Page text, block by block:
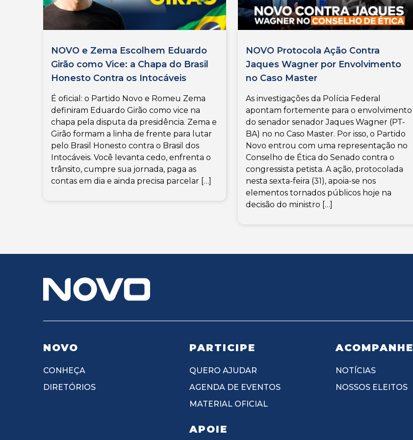
NOVO e Zema Escolhem Eduardo
Girão como Vice: a Chapa do Brasil
Honesto Contra os Intocáveis
É oficial: o Partido Novo e Romeu Zema
definiram Eduardo Girão como vice na
chapa pela disputa da presidência. Zema e
Girão formam a linha de frente para lutar
pelo Brasil Honesto contra o Brasil dos
Intocáveis. Você levanta cedo, enfrenta o
trânsito, cumpre sua jornada, paga as
contas em dia e ainda precisa parcelar […]
NOVO Protocola Ação Contra
Jaques Wagner por Envolvimento
no Caso Master
As investigações da Polícia Federal
apontam fortemente para o envolvimento
do senador senador Jaques Wagner (PT-
BA) no no Caso Master. Por isso, o Partido
Novo entrou com uma representação no
Conselho de Ética do Senado contra o
congressista petista. A ação, protocolada
nesta sexta-feira (31), apoia-se nos
elementos tornados públicos hoje na
decisão do ministro […]
NOVO
CONHEÇA
DIRETÓRIOS
PARTICIPE
QUERO AJUDAR
AGENDA DE EVENTOS
MATERIAL OFICIAL
APOIE
ACOMPANHE
NOTÍCIAS
NOSSOS ELEITOS